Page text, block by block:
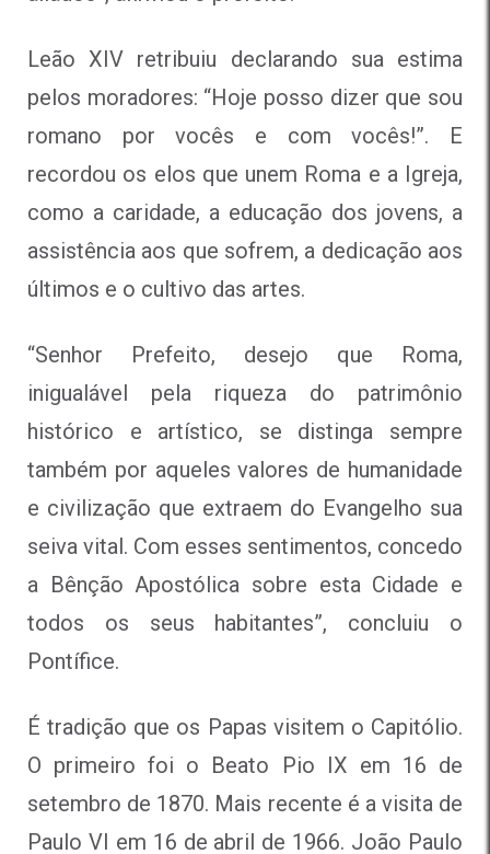
Leão XIV retribuiu declarando sua estima
pelos moradores: “Hoje posso dizer que sou
romano por vocês e com vocês!”. E
recordou os elos que unem Roma e a Igreja,
como a caridade, a educação dos jovens, a
assistência aos que sofrem, a dedicação aos
últimos e o cultivo das artes.
“Senhor Prefeito, desejo que Roma,
inigualável pela riqueza do patrimônio
histórico e artístico, se distinga sempre
também por aqueles valores de humanidade
e civilização que extraem do Evangelho sua
seiva vital. Com esses sentimentos, concedo
a Bênção Apostólica sobre esta Cidade e
todos os seus habitantes”, concluiu o
Pontífice.
É tradição que os Papas visitem o Capitólio.
O primeiro foi o Beato Pio IX em 16 de
setembro de 1870. Mais recente é a visita de
Paulo VI em 16 de abril de 1966. João Paulo